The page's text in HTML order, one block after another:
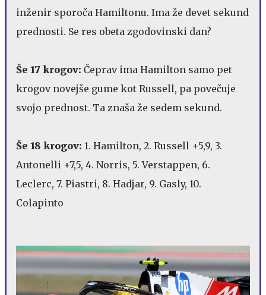
inženir sporoča Hamiltonu. Ima že devet sekund
prednosti. Se res obeta zgodovinski dan?
Še 17 krogov: Čeprav ima Hamilton samo pet
krogov novejše gume kot Russell, pa povečuje
svojo prednost. Ta znaša že sedem sekund.
Še 18 krogov: 1. Hamilton, 2. Russell +5,9, 3.
Antonelli +7,5, 4. Norris, 5. Verstappen, 6.
Leclerc, 7. Piastri, 8. Hadjar, 9. Gasly, 10.
Colapinto